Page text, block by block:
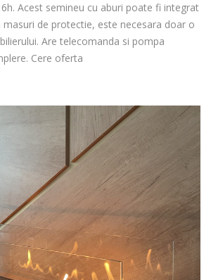
Acest semineu cu aburi poate fi integrat
de protectie, este necesara doar o
Are telecomanda si pompa
Cere oferta